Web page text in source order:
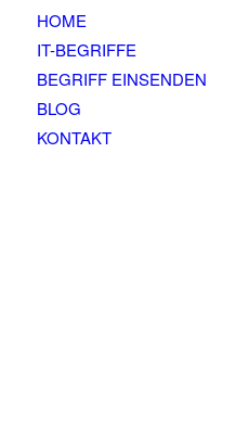
HOME
IT-BEGRIFFE
BEGRIFF EINSENDEN
BLOG
KONTAKT